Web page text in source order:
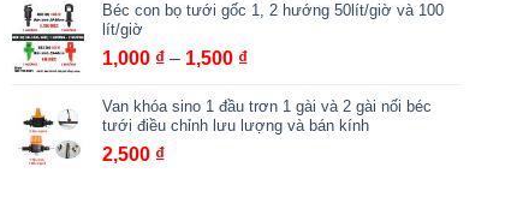
Béc con bọ tưới gốc 1, 2 hướng 50lít/giờ và 100
lít/giờ
1,000 ₫ – 1,500 ₫Khoảng
từ
1,000 ₫
Van khóa sino 1 đầu trơn 1 gài và 2 gài nối béc
tưới điều chỉnh lưu lượng và bán kính
2,500 ₫